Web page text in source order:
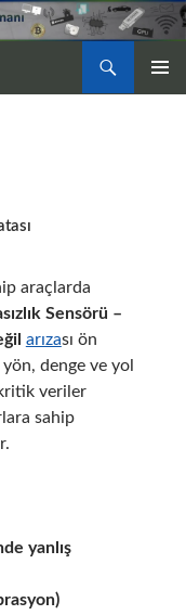
araçlarda
Sensörü –
arızası ön
denge ve yol
veriler
sahip
yanlış